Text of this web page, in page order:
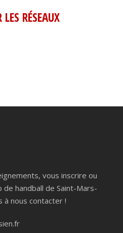
RÉSEAUX
vous inscrire ou
handball de Saint-Mars-
à nous contacter !